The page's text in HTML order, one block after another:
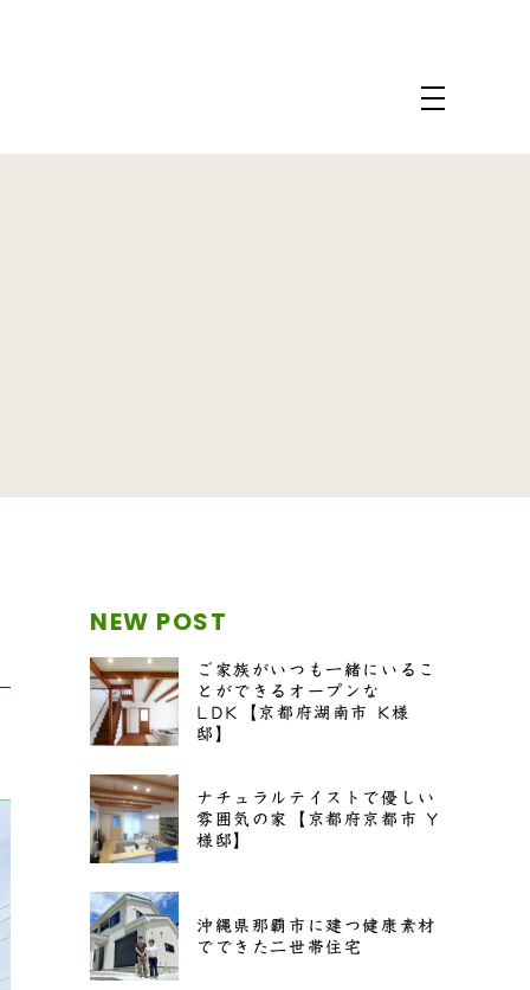
NEW POST
ご家族がいつも一緒にいるこ
とができるオープンな
LDK【京都府湖南市 K様
邸】
ナチュラルテイストで優しい
雰囲気の家【京都府京都市 Y
様邸】
沖縄県那覇市に建つ健康素材
でできた二世帯住宅